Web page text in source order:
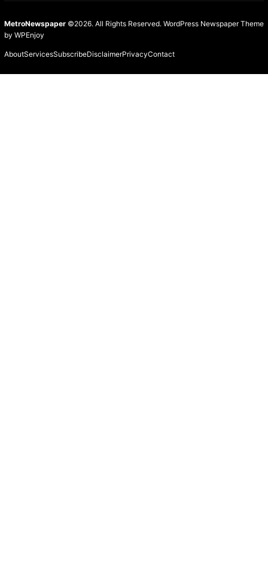
MetroNewspaper©2026. All Rights Reserved. WordPress Newspaper Theme
by WPEnjoy
AboutServicesSubscribeDisclaimerPrivacyContact